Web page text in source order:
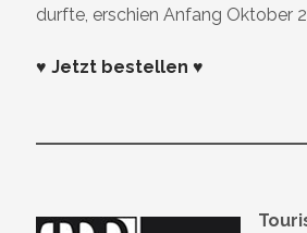
durfte, erschien Anfang Oktober
♥ Jetzt bestellen ♥